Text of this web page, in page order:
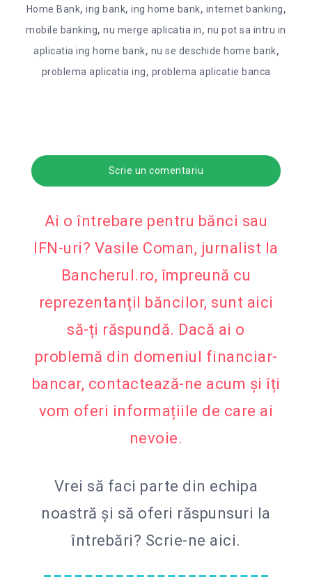
Home Bank,ing bank,ing home bank, internet banking,
mobile banking,nu merge aplicatia in, nu pot sa intru in
aplicatia ing home bank, nu se deschide home bank,
problema aplicatia ing, problema aplicatie banca
Scrie un comentariu
Ai o întrebare pentru bănci sau
IFN-uri? Vasile Coman, jurnalist la
Bancherul.ro, împreună cu
reprezentanțiI băncilor, sunt aici
să-ți răspundă. Dacă ai o
problemă din domeniul financiar-
bancar, contactează-ne acum și îți
vom oferi informațiile de care ai
nevoie.
Vrei să faci parte din echipa
noastră și să oferi răspunsuri la
întrebări? Scrie-ne aici.